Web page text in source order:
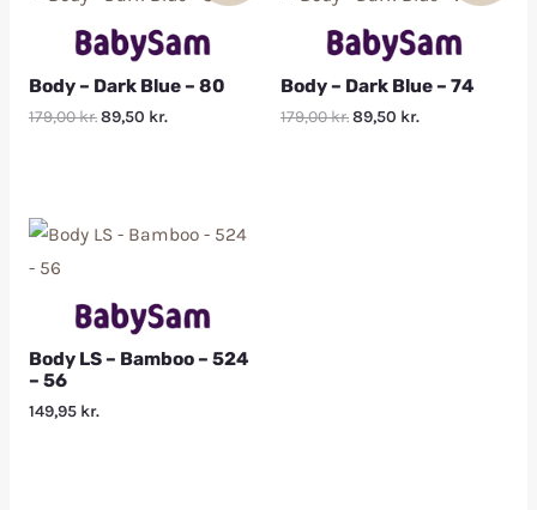
Body – Dark Blue – 80
179,00kr.89,50 kr.
Body – Dark Blue – 74
179,00kr.89,50 kr.
Body LS – Bamboo – 524
– 56
149,95 kr.